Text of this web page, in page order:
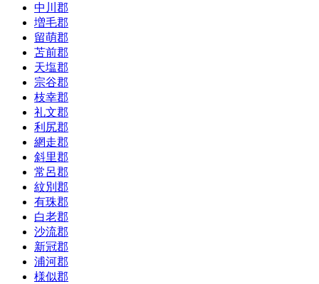
中川郡
増毛郡
留萌郡
苫前郡
天塩郡
宗谷郡
枝幸郡
礼文郡
利尻郡
網走郡
斜里郡
常呂郡
紋別郡
有珠郡
白老郡
沙流郡
新冠郡
浦河郡
様似郡